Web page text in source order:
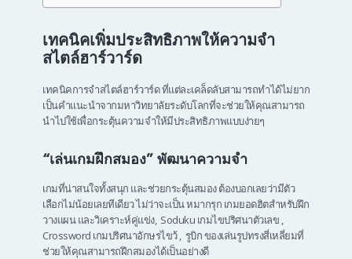
เทคนิคเพิ่มประสิทธิภาพให้ความจำ
สไตล์ฮาร์วาร์ด
เทคนิคการจำสไตล์ฮาร์วาร์ด ที่แต่ละเคล็ดลับสามารถทำได้ไม่ยาก
เป็นคำแนะนำจากมหาวิทยาลัยระดับโลกที่จะช่วยให้คุณสามารถ
นำไปใช้เพื่อกระตุ้นความจำให้มีประสิทธิภาพแบบง่ายๆ
“เล่นเกมฝึกสมอง” พัฒนาความจำ
เกมที่น่าสนใจทั้งสนุก และช่วยกระตุ้นสมอง ต้องบอกเลยว่ามีตัว
เลือกไม่น้อยเลยทีเดียว ไม่ว่าจะเป็น หมากรุก เกมยอดฮิตสำหรับฝึก
วางแผน และวิเคราะห์คู่แข่ง, Soduku เกมไขปริศนาตัวเลข ,
Crossword เกมปริศนาอักษรไขว้ , รูบิก ของเล่นรูปทรงสี่เหลี่ยมที่
ช่วยให้คุณสามารถฝึกสมองได้เป็นอย่างดี